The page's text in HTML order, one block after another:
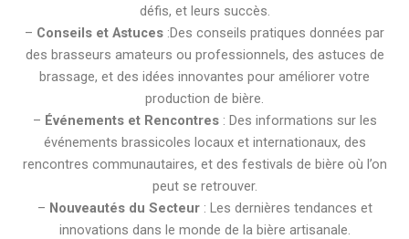
défis, et leurs succès.
– Conseils et Astuces :Des conseils pratiques données par
des brasseurs amateurs ou professionnels, des astuces de
brassage, et des idées innovantes pour améliorer votre
production de bière.
– Événements et Rencontres: Des informations sur les
événements brassicoles locaux et internationaux, des
rencontres communautaires, et des festivals de bière où l’on
peut se retrouver.
– Nouveautés du Secteur: Les dernières tendances et
innovations dans le monde de la bière artisanale.